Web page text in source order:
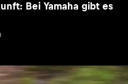
Bei Yamaha gibt es